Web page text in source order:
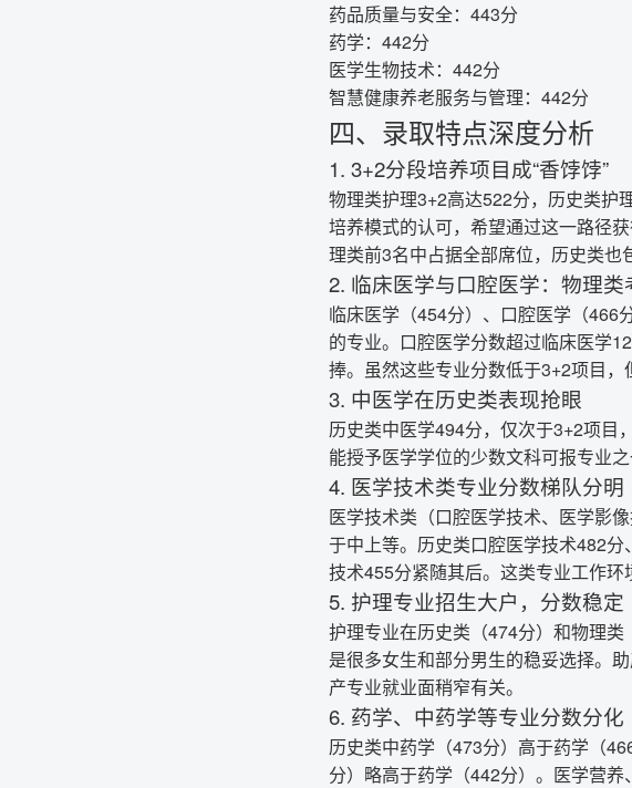
药品质量与安全：443分
药学：442分
医学生物技术：442分
智慧健康养老服务与管理：442分
四、录取特点深度分析
1. 3+2分段培养项目成“香饽饽”
物理类护理3+2高达522分，历史类护
培养模式的认可，希望通过这一路径
理类前3名中占据全部席位，历史类也
2. 临床医学与口腔医学：物理类
临床医学（454分）、口腔医学（466
的专业。口腔医学分数超过临床医学
捧。虽然这些专业分数低于3+2项目，
3. 中医学在历史类表现抢眼
历史类中医学494分，仅次于3+2项目
能授予医学学位的少数文科可报专业
4. 医学技术类专业分数梯队分明
医学技术类（口腔医学技术、医学影
于中上等。历史类口腔医学技术482
技术455分紧随其后。这类专业工作环
5. 护理专业招生大户，分数稳定
护理专业在历史类（474分）和物理类
是很多女生和部分男生的稳妥选择。
产专业就业面稍窄有关。
6. 药学、中药学等专业分数分化
历史类中药学（473分）高于药学（
分）略高于药学（442分）。医学营